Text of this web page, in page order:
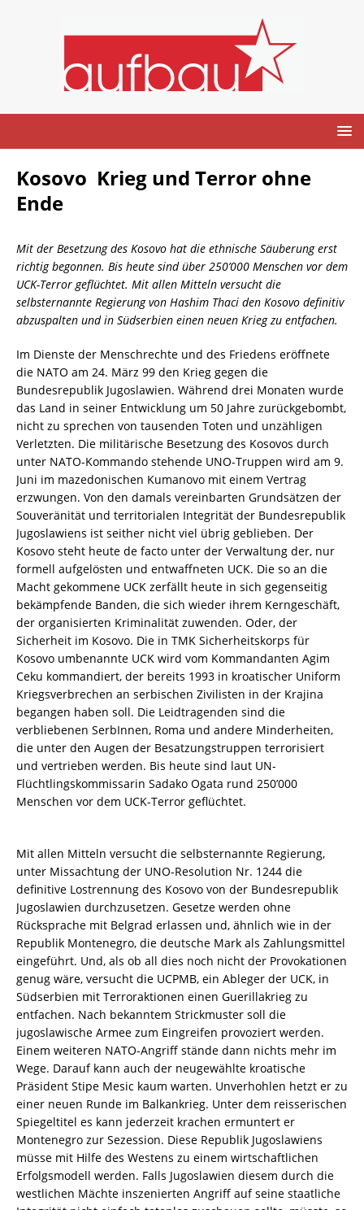
Kosovo  Krieg und Terror ohne
Ende
Mit der Besetzung des Kosovo hat die ethnische Säuberung erst
richtig begonnen. Bis heute sind über 250’000 Menschen vor dem
UCK-Terror geflüchtet. Mit allen Mitteln versucht die
selbsternannte Regierung von Hashim Thaci den Kosovo definitiv
abzuspalten und in Südserbien einen neuen Krieg zu entfachen.
Im Dienste der Menschrechte und des Friedens eröffnete
die NATO am 24. März 99 den Krieg gegen die
Bundesrepublik Jugoslawien. Während drei Monaten wurde
das Land in seiner Entwicklung um 50 Jahre zurückgebombt,
nicht zu sprechen von tausenden Toten und unzähligen
Verletzten. Die militärische Besetzung des Kosovos durch
unter NATO-Kommando stehende UNO-Truppen wird am 9.
Juni im mazedonischen Kumanovo mit einem Vertrag
erzwungen. Von den damals vereinbarten Grundsätzen der
Souveränität und territorialen Integrität der Bundesrepublik
Jugoslawiens ist seither nicht viel übrig geblieben. Der
Kosovo steht heute de facto unter der Verwaltung der, nur
formell aufgelösten und entwaffneten UCK. Die so an die
Macht gekommene UCK zerfällt heute in sich gegenseitig
bekämpfende Banden, die sich wieder ihrem Kerngeschäft,
der organisierten Kriminalität zuwenden. Oder, der
Sicherheit im Kosovo. Die in TMK Sicherheitskorps für
Kosovo umbenannte UCK wird vom Kommandanten Agim
Ceku kommandiert, der bereits 1993 in kroatischer Uniform
Kriegsverbrechen an serbischen Zivilisten in der Krajina
begangen haben soll. Die Leidtragenden sind die
verbliebenen SerbInnen, Roma und andere Minderheiten,
die unter den Augen der Besatzungstruppen terrorisiert
und vertrieben werden. Bis heute sind laut UN-
Flüchtlingskommissarin Sadako Ogata rund 250’000
Menschen vor dem UCK-Terror geflüchtet.
Mit allen Mitteln versucht die selbsternannte Regierung,
unter Missachtung der UNO-Resolution Nr. 1244 die
definitive Lostrennung des Kosovo von der Bundesrepublik
Jugoslawien durchzusetzen. Gesetze werden ohne
Rücksprache mit Belgrad erlassen und, ähnlich wie in der
Republik Montenegro, die deutsche Mark als Zahlungsmittel
eingeführt. Und, als ob all dies noch nicht der Provokationen
genug wäre, versucht die UCPMB, ein Ableger der UCK, in
Südserbien mit Terroraktionen einen Guerillakrieg zu
entfachen. Nach bekanntem Strickmuster soll die
jugoslawische Armee zum Eingreifen provoziert werden.
Einem weiteren NATO-Angriff stände dann nichts mehr im
Wege. Darauf kann auch der neugewählte kroatische
Präsident Stipe Mesic kaum warten. Unverhohlen hetzt er zu
einer neuen Runde im Balkankrieg. Unter dem reisserischen
Spiegeltitel es kann jederzeit krachen ermuntert er
Montenegro zur Sezession. Diese Republik Jugoslawiens
müsse mit Hilfe des Westens zu einem wirtschaftlichen
Erfolgsmodell werden. Falls Jugoslawien diesem durch die
westlichen Mächte inszenierten Angriff auf seine staatliche